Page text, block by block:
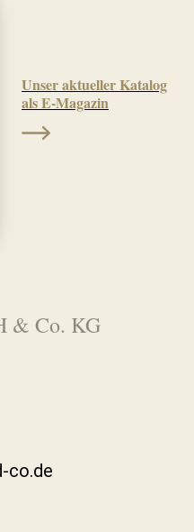
Unser aktueller Katalog
als E-Magazin
& Co. KG
co.de